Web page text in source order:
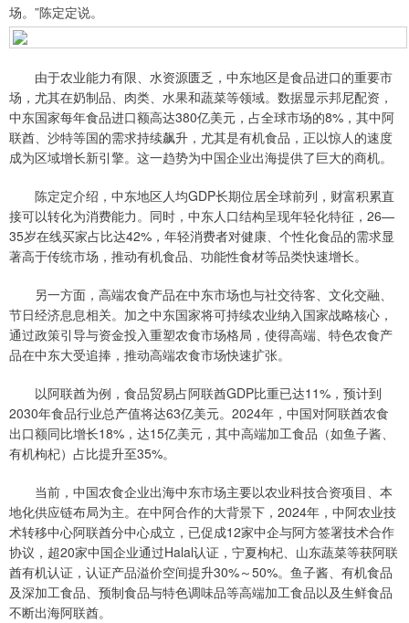
场。”陈定定说。
由于农业能力有限、水资源匮乏，中东地区是食品进口的重要市
场，尤其在奶制品、肉类、水果和蔬菜等领域。数据显示邦尼配资，
中东国家每年食品进口额高达380亿美元，占全球市场的8%，其中阿
联酋、沙特等国的需求持续飙升，尤其是有机食品，正以惊人的速度
成为区域增长新引擎。这一趋势为中国企业出海提供了巨大的商机。
陈定定介绍，中东地区人均GDP长期位居全球前列，财富积累直
接可以转化为消费能力。同时，中东人口结构呈现年轻化特征，26—
35岁在线买家占比达42%，年轻消费者对健康、个性化食品的需求显
著高于传统市场，推动有机食品、功能性食材等品类快速增长。
另一方面，高端农食产品在中东市场也与社交待客、文化交融、
节日经济息息相关。加之中东国家将可持续农业纳入国家战略核心，
通过政策引导与资金投入重塑农食市场格局，使得高端、特色农食产
品在中东大受追捧，推动高端农食市场快速扩张。
以阿联酋为例，食品贸易占阿联酋GDP比重已达11%，预计到
2030年食品行业总产值将达63亿美元。2024年，中国对阿联酋农食
出口额同比增长18%，达15亿美元，其中高端加工食品（如鱼子酱、
有机枸杞）占比提升至35%。
当前，中国农食企业出海中东市场主要以农业科技合资项目、本
地化供应链布局为主。在中阿合作的大背景下，2024年，中阿农业技
术转移中心阿联酋分中心成立，已促成12家中企与阿方签署技术合作
协议，超20家中国企业通过Halal认证，宁夏枸杞、山东蔬菜等获阿联
酋有机认证，认证产品溢价空间提升30%～50%。鱼子酱、有机食品
及深加工食品、预制食品与特色调味品等高端加工食品以及生鲜食品
不断出海阿联酋。